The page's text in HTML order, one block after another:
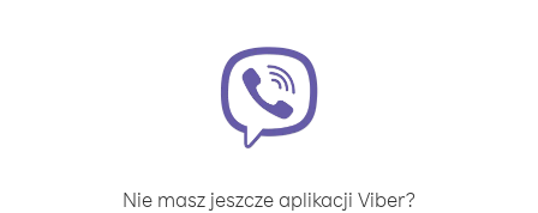
Nie masz jeszcze aplikacji Viber?